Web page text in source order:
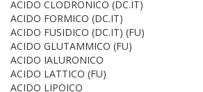
ACIDO CLODRONICO (DC.IT)
ACIDO FORMICO (DC.IT)
ACIDO FUSIDICO (DC.IT) (FU)
ACIDO GLUTAMMICO (FU)
ACIDO IALURONICO
ACIDO LATTICO (FU)
ACIDO LIPOICO